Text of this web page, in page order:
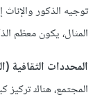
توجيه الذكور
المثال، يكون معظم
المحددات الثقافية
المجتمع، هناك تركيز